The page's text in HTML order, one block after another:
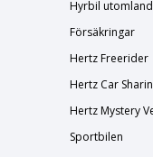
Hyrbil
Försäkringar
Hertz Freerider
Hertz Car
Hertz Mystery
Sportbilen